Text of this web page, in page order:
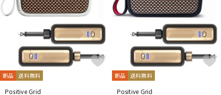
新品 送料無料
Positive Grid
新品 送料無料
Positive Grid